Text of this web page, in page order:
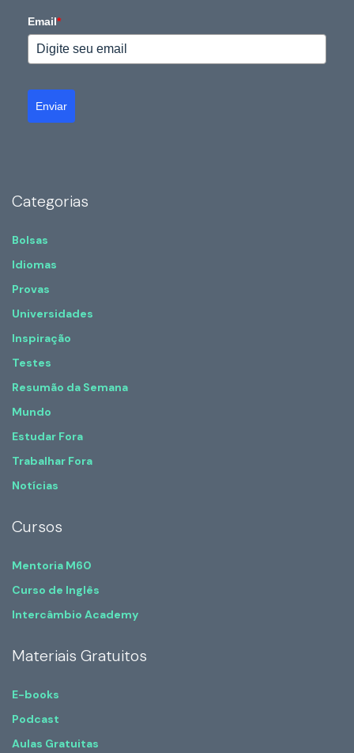
Email*
Enviar
Categorias
Bolsas
Idiomas
Provas
Universidades
Inspiração
Testes
Resumão da Semana
Mundo
Estudar Fora
Trabalhar Fora
Notícias
Cursos
Mentoria M60
Curso de Inglês
Intercâmbio Academy
Materiais Gratuitos
E-books
Podcast
Aulas Gratuitas